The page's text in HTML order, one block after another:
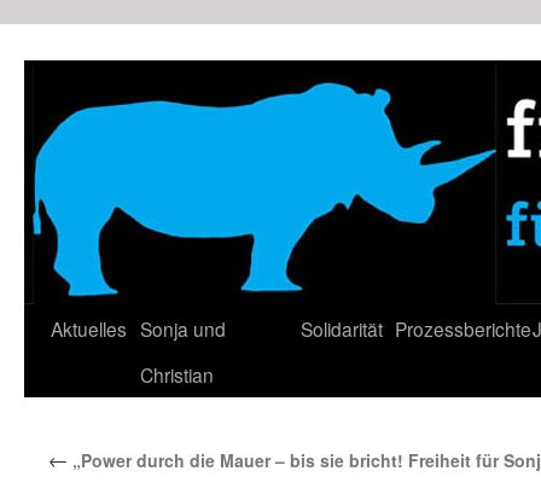
Aktuelles Sonja und
Christian
Solidarität Prozessberichte
← „Power durch die Mauer – bis sie bricht! Freiheit für